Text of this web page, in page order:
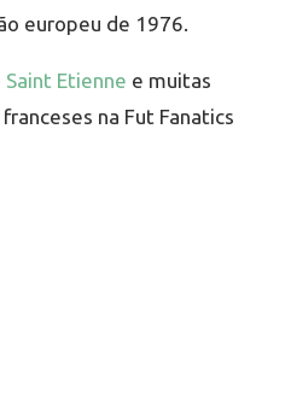
europeu de 1976.
Saint Etienne e muitas
franceses na Fut Fanatics